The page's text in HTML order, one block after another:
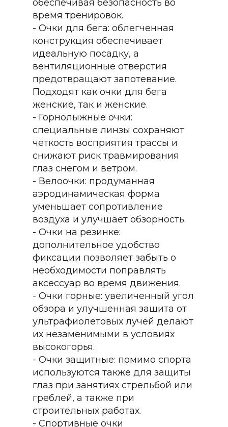
обеспечивая безопасность во
время тренировок.
- Очки для бега: облегченная
конструкция обеспечивает
идеальную посадку, а
вентиляционные отверстия
предотвращают запотевание.
Подходят как очки для бега
женские, так и женские.
- Горнолыжные очки:
специальные линзы сохраняют
четкость восприятия трассы и
снижают риск травмирования
глаз снегом и ветром.
- Велоочки: продуманная
аэродинамическая форма
уменьшает сопротивление
воздуха и улучшает обзорность.
- Очки на резинке:
дополнительное удобство
фиксации позволяет забыть о
необходимости поправлять
аксессуар во время движения.
- Очки горные: увеличенный угол
обзора и улучшенная защита от
ультрафиолетовых лучей делают
их незаменимыми в условиях
высокогорья.
- Очки защитные: помимо спорта
используются также для защиты
глаз при занятиях стрельбой или
греблей, а также при
строительных работах.
- Спортивные очки